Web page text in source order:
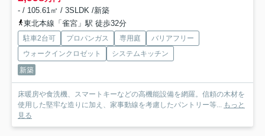
- / 105.61㎡ / 3SLDK /新築
東北本線「雀宮」駅 徒歩32分
駐車2台可 プロパンガス 専用庭
バリアフリー
ウォークインクロゼット
システムキッチン
新築
床暖房や食洗機、スマートキーなどの高機能設備を網羅。信頼の木材を
使用した堅牢な造りに加え、家事動線を考慮したパントリー等... もっと
見る